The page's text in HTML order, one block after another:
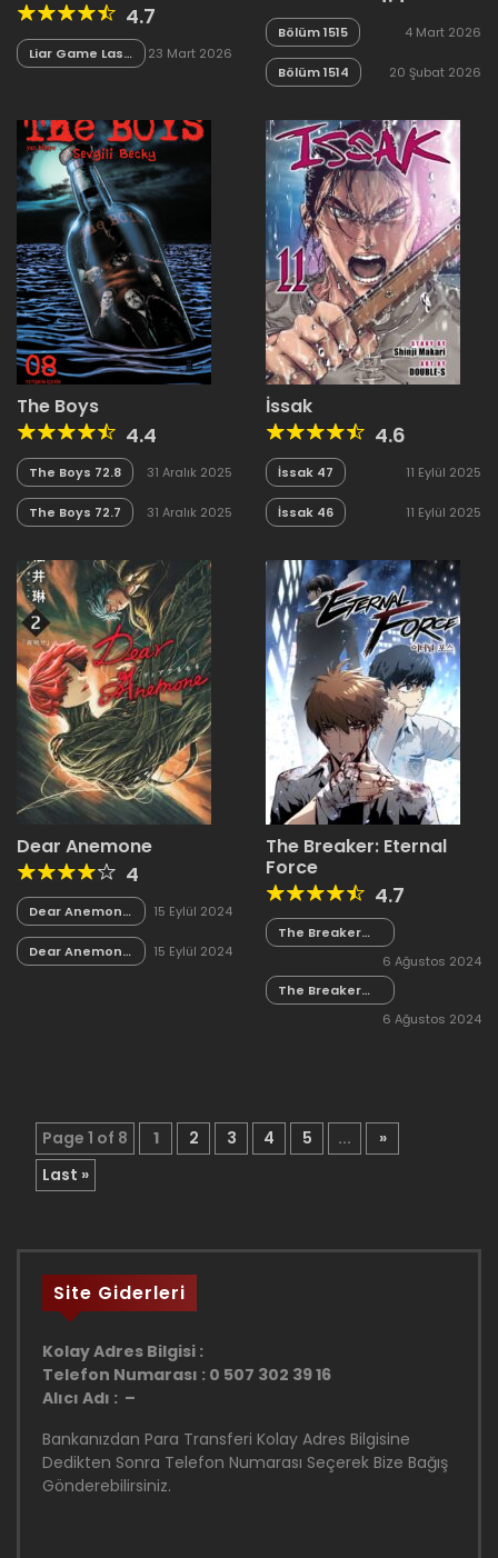
4.7
Liar Game Last
Game 01
23 Mart 2026
Bölüm 1515 4 Mart 2026
Bölüm 1514 20 Şubat 2026
The Boys
4.4
The Boys 72.8 31 Aralık 2025
The Boys 72.7 31 Aralık 2025
İssak
4.6
İssak 47 11 Eylül 2025
İssak 46 11 Eylül 2025
Dear Anemone
4
Dear Anemone
17
15 Eylül 2024
Dear Anemone
16
15 Eylül 2024
The Breaker: Eternal
Force
4.7
The Breaker
Eternal Force
6 Ağustos 2024
The Breaker
Eternal Force
6 Ağustos 2024
Page 1 of 8 1 2 3 4 5 ...
»
Last »
Site Giderleri
Kolay Adres Bilgisi :
Telefon Numarası : 0 507 302 39 16
Alıcı Adı : –
Bankanızdan Para Transferi Kolay Adres Bilgisine
Dedikten Sonra Telefon Numarası Seçerek Bize Bağış
Gönderebilirsiniz.